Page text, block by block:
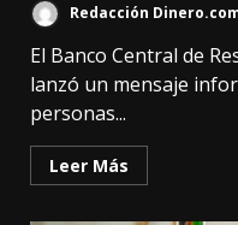
Redacción
El Banco Central de
lanzó un mensaje
personas...
Leer Más